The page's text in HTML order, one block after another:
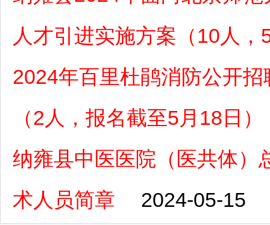
人才引进实施方案（10人
2024年百里杜鹃消防公开
（2人，报名截至5月18日）
纳雍县中医医院（医共体）
术人员简章
2024-05-15